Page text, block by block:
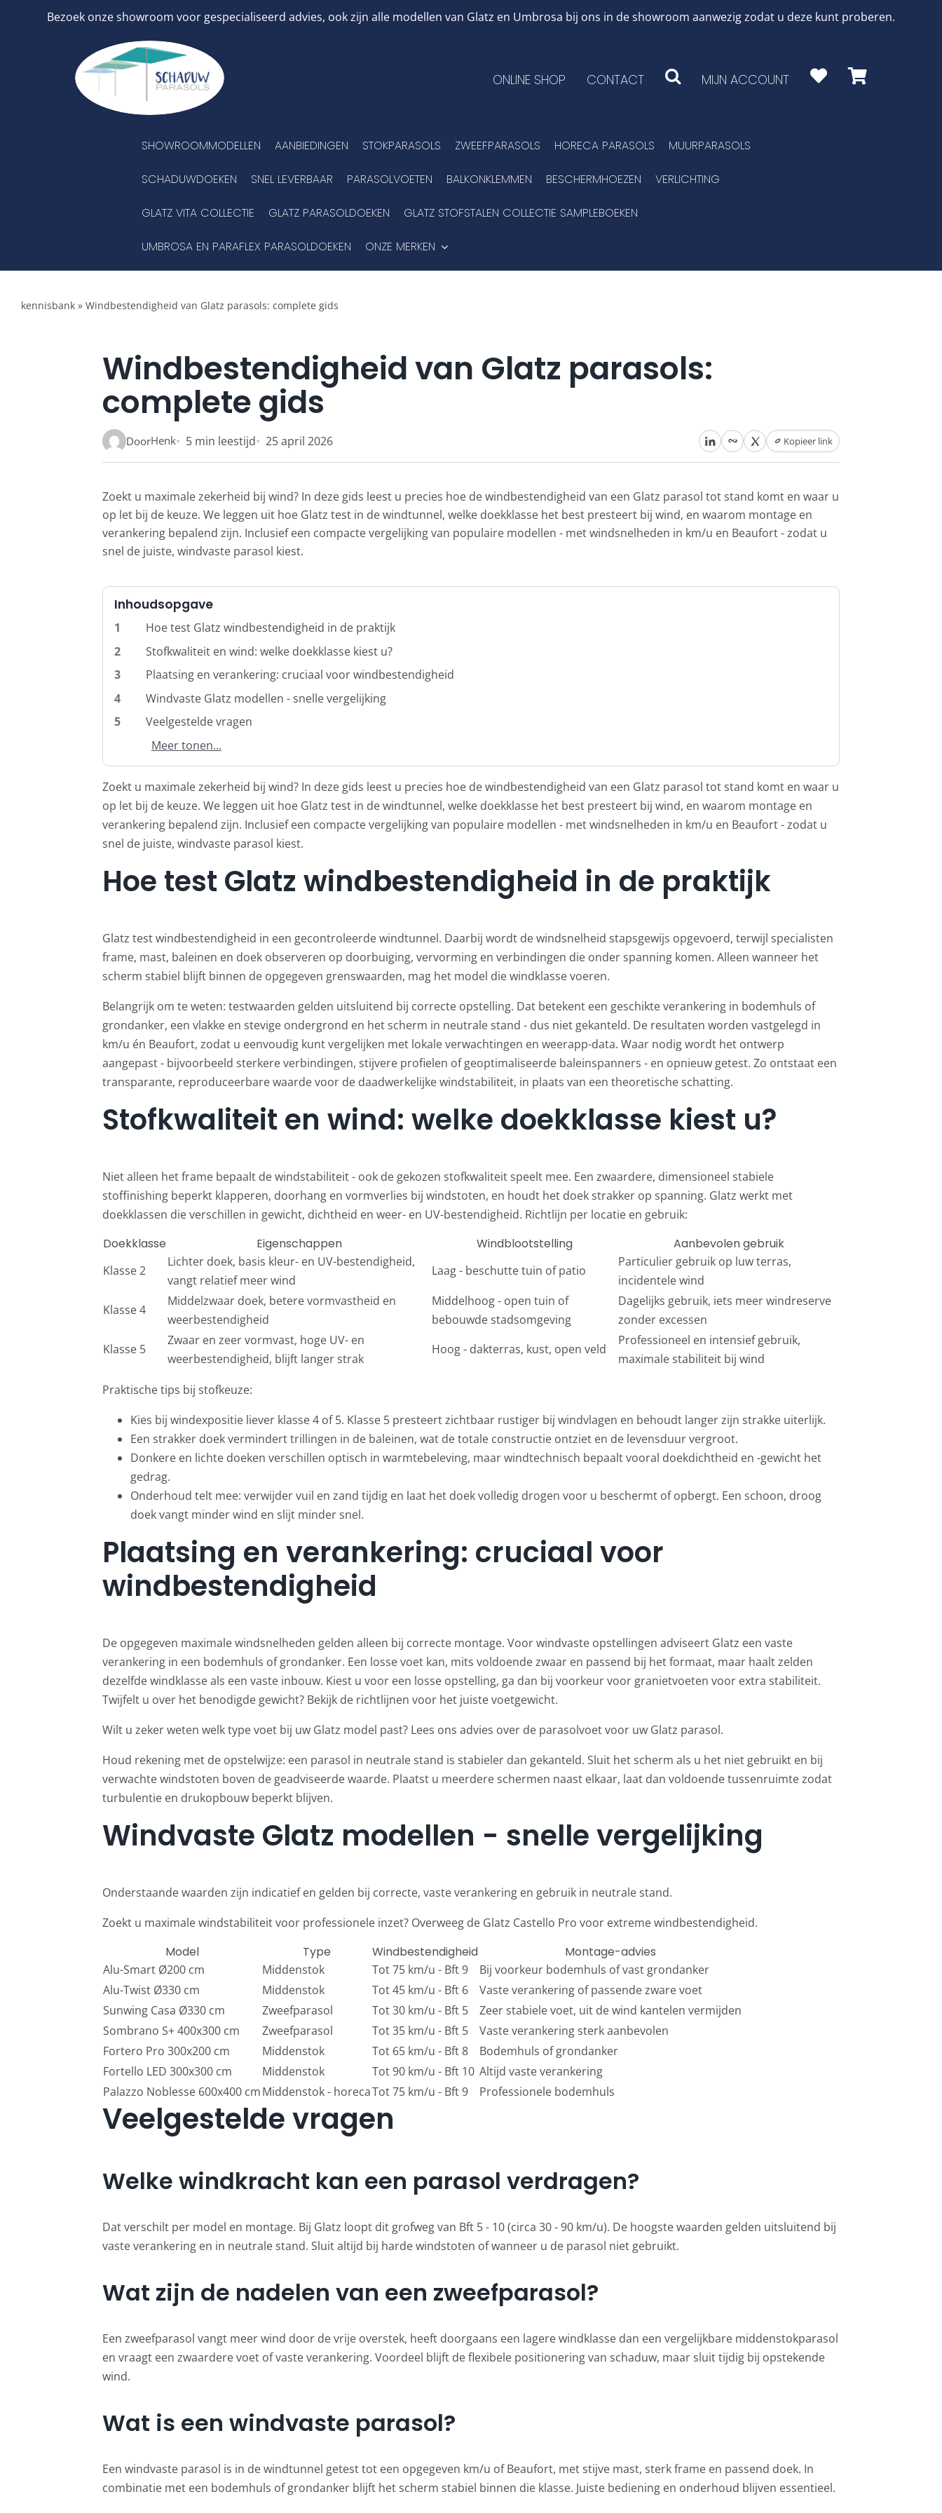
Bezoek onze showroom voor gespecialiseerd advies, ook zijn alle modellen van Glatz en Umbrosa bij ons in de showroom aanwezig zodat u deze kunt proberen.
ONLINE SHOP CONTACT MIJN ACCOUNT
SHOWROOMMODELLEN AANBIEDINGEN STOKPARASOLS ZWEEFPARASOLS HORECA PARASOLS MUURPARASOLS
SCHADUWDOEKEN SNEL LEVERBAAR PARASOLVOETEN BALKONKLEMMEN BESCHERMHOEZEN VERLICHTING
GLATZ VITA COLLECTIE GLATZ PARASOLDOEKEN GLATZ STOFSTALEN COLLECTIE SAMPLEBOEKEN
UMBROSA EN PARAFLEX PARASOLDOEKEN ONZE MERKEN
kennisbank » Windbestendigheid van Glatz parasols: complete gids
Windbestendigheid van Glatz parasols:
complete gids
DoorHenk 5 min leestijd 25 april 2026 Kopieer link
Zoekt u maximale zekerheid bij wind? In deze gids leest u precies hoe de windbestendigheid van een Glatz parasol tot stand komt en waar u
op let bij de keuze. We leggen uit hoe Glatz test in de windtunnel, welke doekklasse het best presteert bij wind, en waarom montage en
verankering bepalend zijn. Inclusief een compacte vergelijking van populaire modellen - met windsnelheden in km/u en Beaufort - zodat u
snel de juiste, windvaste parasol kiest.
Inhoudsopgave
1
Hoe test Glatz windbestendigheid in de praktijk
2
Stofkwaliteit en wind: welke doekklasse kiest u?
3
Plaatsing en verankering: cruciaal voor windbestendigheid
4
Windvaste Glatz modellen - snelle vergelijking
5
Veelgestelde vragen
Meer tonen...
Zoekt u maximale zekerheid bij wind? In deze gids leest u precies hoe de windbestendigheid van een Glatz parasol tot stand komt en waar u
op let bij de keuze. We leggen uit hoe Glatz test in de windtunnel, welke doekklasse het best presteert bij wind, en waarom montage en
verankering bepalend zijn. Inclusief een compacte vergelijking van populaire modellen - met windsnelheden in km/u en Beaufort - zodat u
snel de juiste, windvaste parasol kiest.
Hoe test Glatz windbestendigheid in de praktijk
Glatz test windbestendigheid in een gecontroleerde windtunnel. Daarbij wordt de windsnelheid stapsgewijs opgevoerd, terwijl specialisten
frame, mast, baleinen en doek observeren op doorbuiging, vervorming en verbindingen die onder spanning komen. Alleen wanneer het
scherm stabiel blijft binnen de opgegeven grenswaarden, mag het model die windklasse voeren.
Belangrijk om te weten: testwaarden gelden uitsluitend bij correcte opstelling. Dat betekent een geschikte verankering in bodemhuls of
grondanker, een vlakke en stevige ondergrond en het scherm in neutrale stand - dus niet gekanteld. De resultaten worden vastgelegd in
km/u én Beaufort, zodat u eenvoudig kunt vergelijken met lokale verwachtingen en weerapp-data. Waar nodig wordt het ontwerp
aangepast - bijvoorbeeld sterkere verbindingen, stijvere profielen of geoptimaliseerde baleinspanners - en opnieuw getest. Zo ontstaat een
transparante, reproduceerbare waarde voor de daadwerkelijke windstabiliteit, in plaats van een theoretische schatting.
Stofkwaliteit en wind: welke doekklasse kiest u?
Niet alleen het frame bepaalt de windstabiliteit - ook de gekozen stofkwaliteit speelt mee. Een zwaardere, dimensioneel stabiele
stoffinishing beperkt klapperen, doorhang en vormverlies bij windstoten, en houdt het doek strakker op spanning. Glatz werkt met
doekklassen die verschillen in gewicht, dichtheid en weer- en UV-bestendigheid. Richtlijn per locatie en gebruik:
Doekklasse Eigenschappen Windblootstelling Aanbevolen gebruik
Klasse 2
Lichter doek, basis kleur- en UV-bestendigheid,
vangt relatief meer wind
Laag - beschutte tuin of patio
Particulier gebruik op luw terras,
incidentele wind
Klasse 4
Middelzwaar doek, betere vormvastheid en
weerbestendigheid
Middelhoog - open tuin of
bebouwde stadsomgeving
Dagelijks gebruik, iets meer windreserve
zonder excessen
Klasse 5
Zwaar en zeer vormvast, hoge UV- en
weerbestendigheid, blijft langer strak
Hoog - dakterras, kust, open veld
Professioneel en intensief gebruik,
maximale stabiliteit bij wind
Praktische tips bij stofkeuze:
Kies bij windexpositie liever klasse 4 of 5. Klasse 5 presteert zichtbaar rustiger bij windvlagen en behoudt langer zijn strakke uiterlijk.
Een strakker doek vermindert trillingen in de baleinen, wat de totale constructie ontziet en de levensduur vergroot.
Donkere en lichte doeken verschillen optisch in warmtebeleving, maar windtechnisch bepaalt vooral doekdichtheid en -gewicht het
gedrag.
Onderhoud telt mee: verwijder vuil en zand tijdig en laat het doek volledig drogen voor u beschermt of opbergt. Een schoon, droog
doek vangt minder wind en slijt minder snel.
Plaatsing en verankering: cruciaal voor
windbestendigheid
De opgegeven maximale windsnelheden gelden alleen bij correcte montage. Voor windvaste opstellingen adviseert Glatz een vaste
verankering in een bodemhuls of grondanker. Een losse voet kan, mits voldoende zwaar en passend bij het formaat, maar haalt zelden
dezelfde windklasse als een vaste inbouw. Kiest u voor een losse opstelling, ga dan bij voorkeur voor granietvoeten voor extra stabiliteit.
Twijfelt u over het benodigde gewicht? Bekijk de richtlijnen voor het juiste voetgewicht.
Wilt u zeker weten welk type voet bij uw Glatz model past? Lees ons advies over de parasolvoet voor uw Glatz parasol.
Houd rekening met de opstelwijze: een parasol in neutrale stand is stabieler dan gekanteld. Sluit het scherm als u het niet gebruikt en bij
verwachte windstoten boven de geadviseerde waarde. Plaatst u meerdere schermen naast elkaar, laat dan voldoende tussenruimte zodat
turbulentie en drukopbouw beperkt blijven.
Windvaste Glatz modellen - snelle vergelijking
Onderstaande waarden zijn indicatief en gelden bij correcte, vaste verankering en gebruik in neutrale stand.
Zoekt u maximale windstabiliteit voor professionele inzet? Overweeg de Glatz Castello Pro voor extreme windbestendigheid.
Model Type Windbestendigheid Montage-advies
Alu-Smart Ø200 cm Middenstok Tot 75 km/u - Bft 9
Bij voorkeur bodemhuls of vast grondanker
Alu-Twist Ø330 cm
Middenstok Tot 45 km/u - Bft 6
Vaste verankering of passende zware voet
Sunwing Casa Ø330 cm
Zweefparasol Tot 30 km/u - Bft 5
Zeer stabiele voet, uit de wind kantelen vermijden
Sombrano S+ 400x300 cm
Zweefparasol Tot 35 km/u - Bft 5
Vaste verankering sterk aanbevolen
Fortero Pro 300x200 cm Middenstok Tot 65 km/u - Bft 8
Bodemhuls of grondanker
Fortello LED 300x300 cm
Middenstok Tot 90 km/u - Bft 10 Altijd vaste verankering
Palazzo Noblesse 600x400 cmMiddenstok - horecaTot 75 km/u - Bft 9 Professionele bodemhuls
Veelgestelde vragen
Welke windkracht kan een parasol verdragen?
Dat verschilt per model en montage. Bij Glatz loopt dit grofweg van Bft 5 - 10 (circa 30 - 90 km/u). De hoogste waarden gelden uitsluitend bij
vaste verankering en in neutrale stand. Sluit altijd bij harde windstoten of wanneer u de parasol niet gebruikt.
Wat zijn de nadelen van een zweefparasol?
Een zweefparasol vangt meer wind door de vrije overstek, heeft doorgaans een lagere windklasse dan een vergelijkbare middenstokparasol
en vraagt een zwaardere voet of vaste verankering. Voordeel blijft de flexibele positionering van schaduw, maar sluit tijdig bij opstekende
wind.
Wat is een windvaste parasol?
Een windvaste parasol is in de windtunnel getest tot een opgegeven km/u of Beaufort, met stijve mast, sterk frame en passend doek. In
combinatie met een bodemhuls of grondanker blijft het scherm stabiel binnen die klasse. Juiste bediening en onderhoud blijven essentieel.